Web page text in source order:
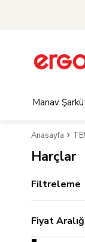
Manav
Anasayfa
Harçlar
Filtreleme
Fiyat